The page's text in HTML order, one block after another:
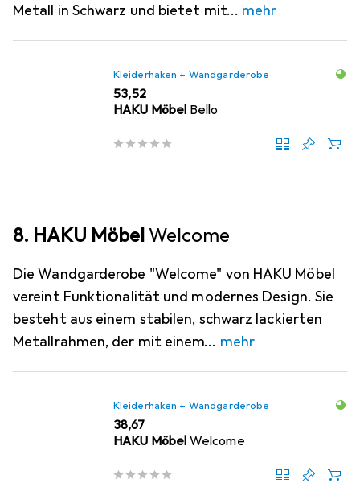
Metall in Schwarz und bietet mit
mehr
Kleiderhaken + Wandgarderobe
EUR
53,52
HAKU Möbel Bello
8. HAKU Möbel Welcome
Die Wandgarderobe "Welcome" von HAKU Möbel
vereint Funktionalität und modernes Design. Sie
besteht aus einem stabilen, schwarz lackierten
Metallrahmen, der mit einem
mehr
Kleiderhaken + Wandgarderobe
EUR
38,67
HAKU Möbel Welcome